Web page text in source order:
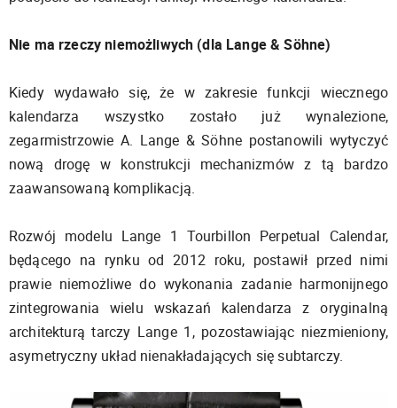
Nie ma rzeczy niemożliwych (dla Lange & Söhne)
Kiedy wydawało się, że w zakresie funkcji wiecznego
kalendarza wszystko zostało już wynalezione,
zegarmistrzowie A. Lange & Söhne postanowili wytyczyć
nową drogę w konstrukcji mechanizmów z tą bardzo
zaawansowaną komplikacją.
Rozwój modelu Lange 1 Tourbillon Perpetual Calendar,
będącego na rynku od 2012 roku, postawił przed nimi
prawie niemożliwe do wykonania zadanie harmonijnego
zintegrowania wielu wskazań kalendarza z oryginalną
architekturą tarczy Lange 1, pozostawiając niezmieniony,
asymetryczny układ nienakładających się subtarczy.